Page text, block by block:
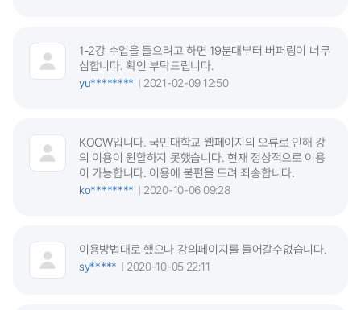
1-2강 수업을 들으려고 하면 19분대부터 버퍼링이 너무
심합니다. 확인 부탁드립니다.
yu********
2021-02-09 12:50
KOCW입니다. 국민대학교 웹페이지의 오류로 인해 강
의 이용이 원할하지 못했습니다. 현재 정상적으로 이용
이 가능합니다. 이용에 불편을 드려 죄송합니다.
ko********
2020-10-06 09:28
이용방법대로 했으나 강의페이지를 들어갈수없습니다.
sy*****
2020-10-05 22:11